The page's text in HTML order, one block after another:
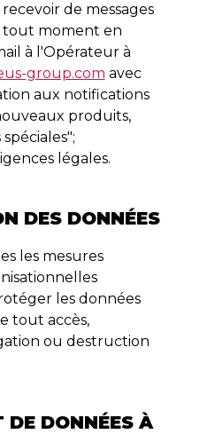
de messages
tout moment en
à l'Opérateur à
group.com avec
aux notifications
produits,
légales.
DES DONNÉES
les mesures
les données
tout accès,
ou destruction
DE DONNÉES À